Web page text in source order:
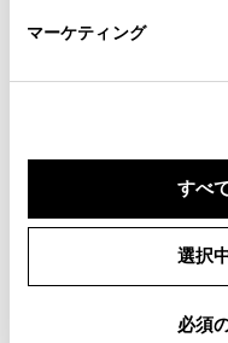
マーケティング
すべ
選択
必須